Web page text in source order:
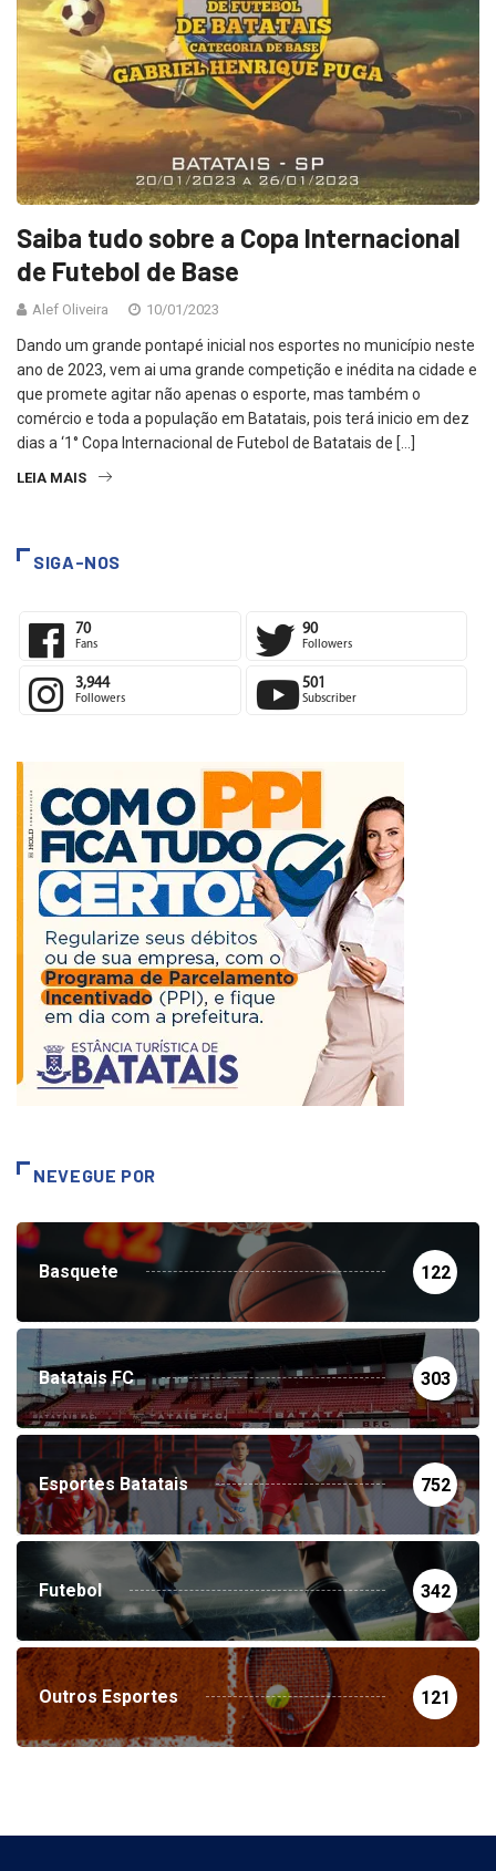
Saiba tudo sobre a Copa Internacional
de Futebol de Base
Alef Oliveira 10/01/2023
Dando um grande pontapé inicial nos esportes no município neste
ano de 2023, vem ai uma grande competição e inédita na cidade e
que promete agitar não apenas o esporte, mas também o
comércio e toda a população em Batatais, pois terá inicio em dez
dias a ‘1° Copa Internacional de Futebol de Batatais de […]
LEIA MAIS
SIGA-NOS
70 90
3,944 501
NEVEGUE POR
Basquete 122
Batatais FC 303
Esportes Batatais 752
Futebol 342
Outros Esportes 121